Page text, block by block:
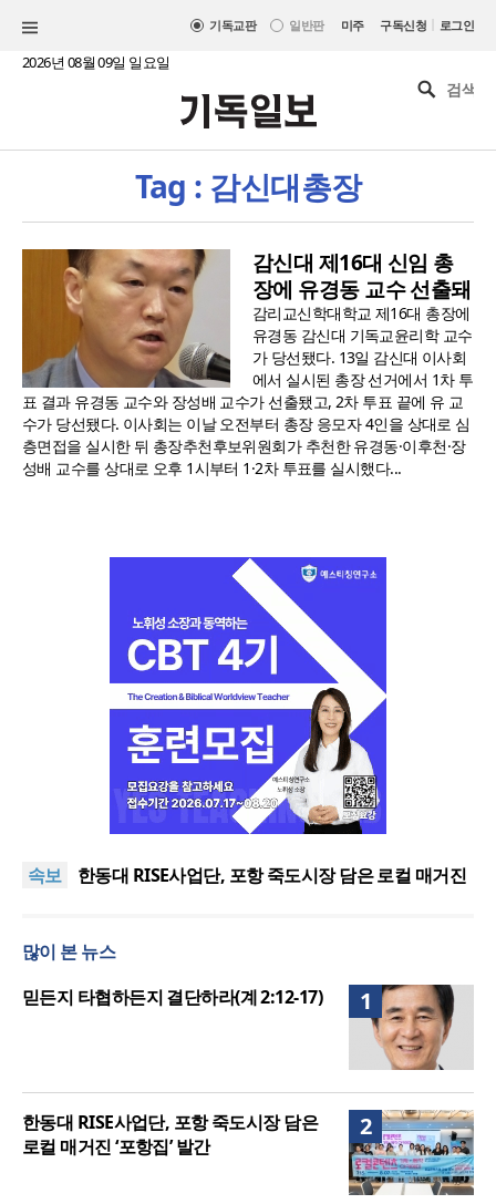
기독교판 일반판 미주 구독신청 | 로그인
2026년 08월 09일 일요일
Tag : 감신대총장
감신대 제16대 신임 총
장에 유경동 교수 선출돼
감리교신학대학교 제16대 총장에
유경동 감신대 기독교윤리학 교수
가 당선됐다. 13일 감신대 이사회
에서 실시된 총장 선거에서 1차 투
표 결과 유경동 교수와 장성배 교수가 선출됐고, 2차 투표 끝에 유 교
수가 당선됐다. 이사회는 이날 오전부터 총장 응모자 4인을 상대로 심
층면접을 실시한 뒤 총장추천후보위원회가 추천한 유경동·이후천·장
성배 교수를 상대로 오후 1시부터 1·2차 투표를 실시했다...
속보
느헤미야 연합기도회, ‘왕의 기도’로 나라·한국교회·다
여”
한동대 RISE사업단, 포항 죽도시장 담은 로컬 매거진
느헤미야 연합기도회, ‘왕의 기도’로 나라·한국교회·다
세기총 “자유를 지키며 하나 된 희망의 미래를 향하
여”
많이 본 뉴스
1
믿든지 타협하든지 결단하라(계 2:12-17)
2
한동대 RISE사업단, 포항 죽도시장 담은
로컬 매거진 ‘포항집’ 발간